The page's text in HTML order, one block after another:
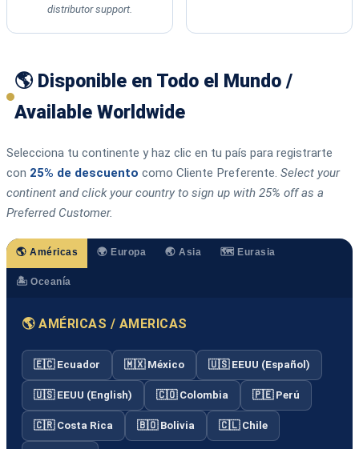
distributor support.
🌎 Disponible en Todo el Mundo /
Available Worldwide
Selecciona tu continente y haz clic en tu país para registrarte
con 25% de descuento como Cliente Preferente. Select your
continent and click your country to sign up with 25% off as a
Preferred Customer.
🌎 Américas 🌍 Europa 🌏 Asia 🗺️ Eurasia
🏝️ Oceanía
🌎 AMÉRICAS / AMERICAS
🇪🇨 Ecuador 🇲🇽 México 🇺🇸 EEUU (Español)
🇺🇸 EEUU (English) 🇨🇴 Colombia 🇵🇪 Perú
🇨🇷 Costa Rica 🇧🇴 Bolivia 🇨🇱 Chile